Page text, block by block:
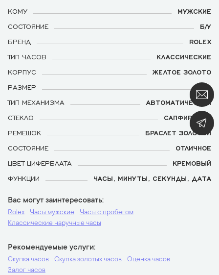
КОМУ
МУЖСКИЕ
СОСТОЯНИЕ
Б/У
БРЕНД
ROLEX
ТИП ЧАСОВ
КЛАССИЧЕСКИЕ
КОРПУС
ЖЕЛТОЕ ЗОЛОТО
РАЗМЕР
36
ТИП МЕХАНИЗМА
АВТОМАТИЧЕСКИЙ
СТЕКЛО
САПФИРОВОЕ
РЕМЕШОК
БРАСЛЕТ ЗОЛОТОЙ
СОСТОЯНИЕ
ОТЛИЧНОЕ
ЦВЕТ ЦИФЕРБЛАТА
КРЕМОВЫЙ
ФУНКЦИИ
ЧАСЫ, МИНУТЫ, СЕКУНДЫ, ДАТА
Вас могут заинтересовать
Rolex Часы мужские
Часы с пробегом
Классические наручные часы
Рекомендуемые услуги
Скупка часов Скупка золотых часов
Оценка часов
Залог часов